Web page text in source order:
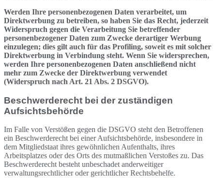
Werden Ihre personenbezogenen Daten verarbeitet, um
Direktwerbung zu betreiben, so haben Sie das Recht, jederzeit
Widerspruch gegen die Verarbeitung Sie betreffender
personenbezogener Daten zum Zwecke derartiger Werbung
einzulegen; dies gilt auch für das Profiling, soweit es mit solcher
Direktwerbung in Verbindung steht. Wenn Sie widersprechen,
werden Ihre personenbezogenen Daten anschließend nicht
mehr zum Zwecke der Direktwerbung verwendet
(Widerspruch nach Art. 21 Abs. 2 DSGVO).
Beschwerderecht bei der zuständigen
Aufsichtsbehörde
Im Falle von Verstößen gegen die DSGVO steht den Betroffenen
ein Beschwerderecht bei einer Aufsichtsbehörde, insbesondere in
dem Mitgliedstaat ihres gewöhnlichen Aufenthalts, ihres
Arbeitsplatzes oder des Orts des mutmaßlichen Verstoßes zu. Das
Beschwerderecht besteht unbeschadet anderweitiger
verwaltungsrechtlicher oder gerichtlicher Rechtsbehelfe.